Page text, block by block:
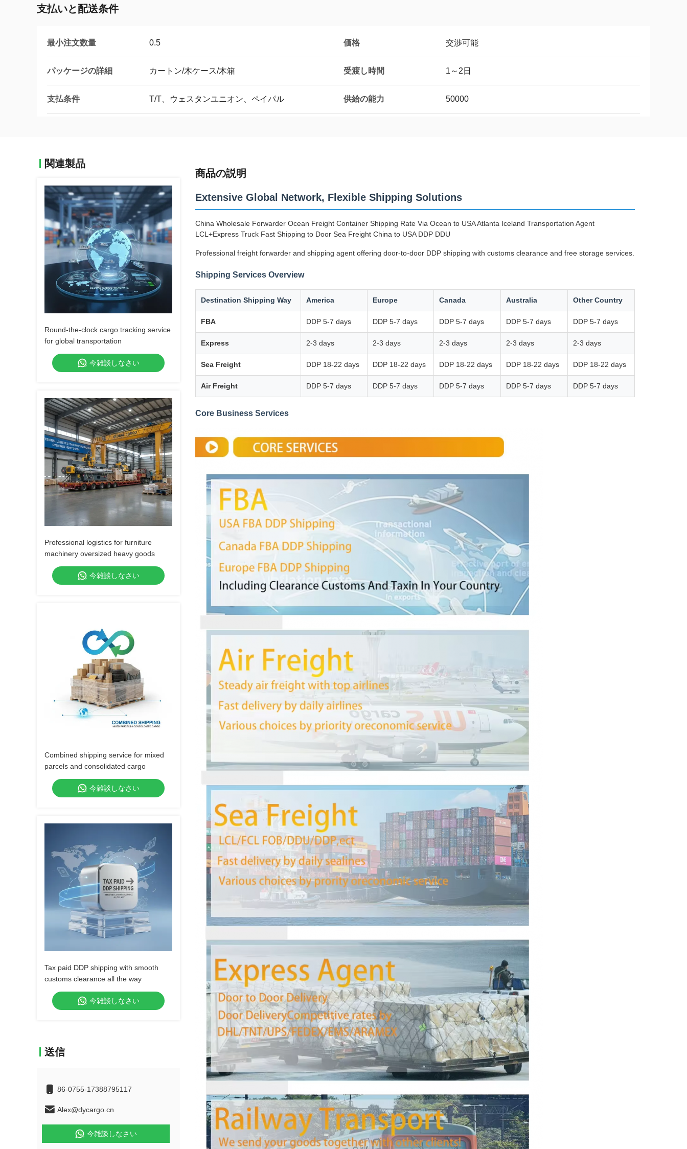
支払いと配送条件
最小注文数量 0.5 価格 交渉可能
パッケージの詳細 カートン/木ケース/木箱 受渡し時間 1～2日
支払条件 T/T、ウェスタンユニオン、ペイパル 供給の能力 50000
関連製品
Round-the-clock cargo tracking service
for global transportation
今雑談しなさい
Professional logistics for furniture
machinery oversized heavy goods
今雑談しなさい
Combined shipping service for mixed
parcels and consolidated cargo
今雑談しなさい
Tax paid DDP shipping with smooth
customs clearance all the way
今雑談しなさい
送信
86-0755-17388795117
Alex@dycargo.cn
今雑談しなさい
商品の説明
Extensive Global Network, Flexible Shipping Solutions
China Wholesale Forwarder Ocean Freight Container Shipping Rate Via Ocean to USA Atlanta Iceland Transportation Agent
LCL+Express Truck Fast Shipping to Door Sea Freight China to USA DDP DDU
Professional freight forwarder and shipping agent offering door-to-door DDP shipping with customs clearance and free storage services.
Shipping Services Overview
Destination Shipping Way America Europe Canada Australia Other Country
FBA DDP 5-7 days DDP 5-7 days DDP 5-7 days DDP 5-7 days DDP 5-7 days
Express 2-3 days 2-3 days 2-3 days 2-3 days 2-3 days
Sea Freight DDP 18-22 days DDP 18-22 days DDP 18-22 days DDP 18-22 days DDP 18-22 days
Air Freight DDP 5-7 days DDP 5-7 days DDP 5-7 days DDP 5-7 days DDP 5-7 days
Core Business Services